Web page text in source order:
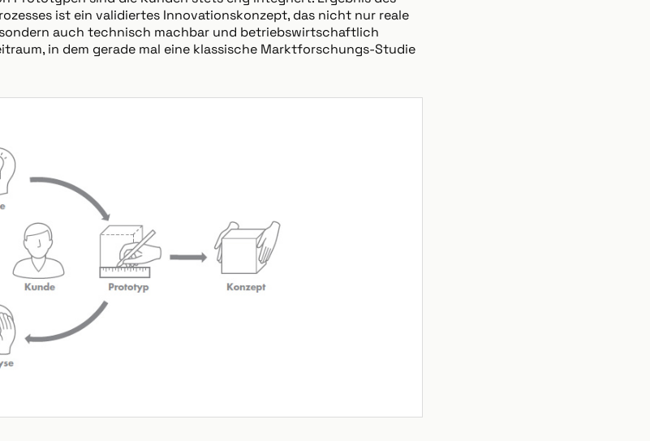
ist ein validiertes Innovationskonzept, das nicht nur reale
auch technisch machbar und betriebswirtschaftlich
in dem gerade mal eine klassische Marktforschungs-Studie